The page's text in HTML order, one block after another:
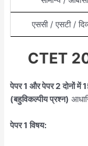
एससी / एसटी /
CTET
पेपर 1 और पेपर 2 दोनों में
(बहुविकल्पीय प्रश्न)
पेपर 1 विषय: